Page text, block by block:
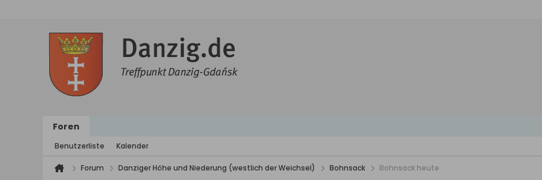
Foren
Benutzerliste Kalender
Forum Danziger Höhe und Niederung (westlich der Weichsel) Bohnsack Bohnsack heute